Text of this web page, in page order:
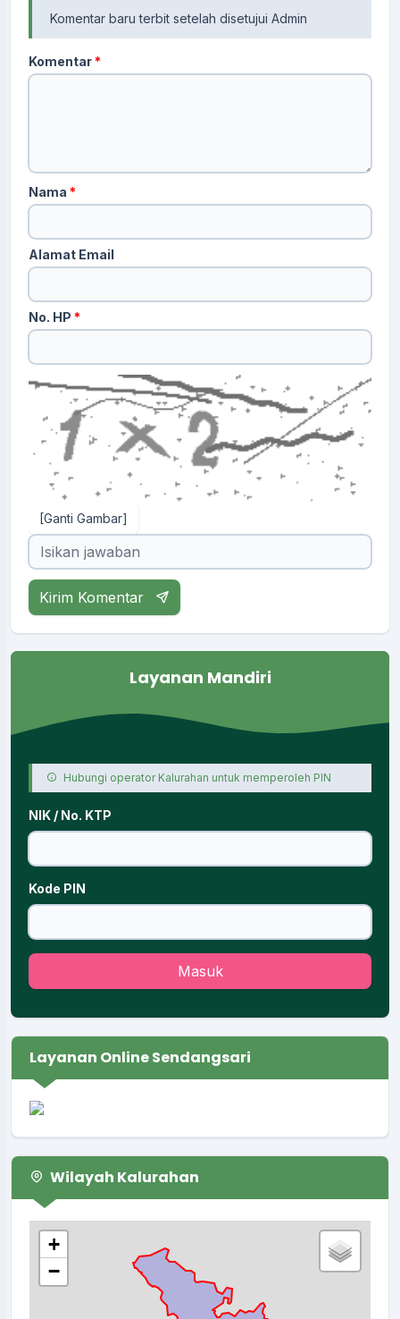
Komentar baru terbit setelah disetujui Admin
Komentar*
Nama *
Alamat Email
No. HP *
[Ganti Gambar]
Kirim Komentar
Layanan Mandiri
Hubungi operator Kalurahan untuk memperoleh PIN
NIK / No. KTP
Kode PIN
Masuk
Layanan Online Sendangsari
Wilayah Kalurahan
+
−